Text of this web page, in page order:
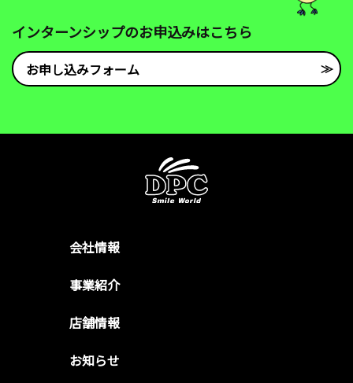
インターンシップのお申込みはこちら
お申し込みフォーム
会社情報
事業紹介
店舗情報
お知らせ